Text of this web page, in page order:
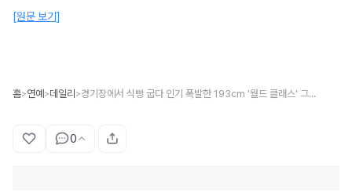
[원문 보기]
홈>연예 >데일리 > 경기장에서 식빵 굽다 인기 폭발한 193cm '월드 클래스' 그 언니
0